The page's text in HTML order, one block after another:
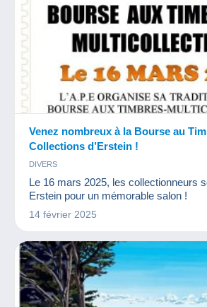
Venez nombreux à la Bourse au
Collections d’Erstein !
DIVERS
Le 16 mars 2025, les collectionneurs
Erstein pour un mémorable salon !
14 février 2025